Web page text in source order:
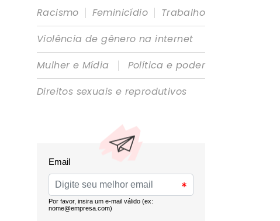
Racismo | Feminicídio | Trabalho
Violência de gênero na internet
Mulher e Mídia
|
Política e poder
Direitos sexuais e reprodutivos